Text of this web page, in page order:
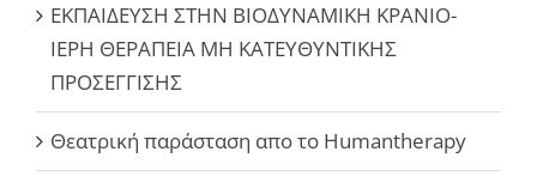
ΕΚΠΑΙΔΕΥΣΗ ΣΤΗΝ ΒΙΟΔΥΝΑΜΙΚΗ ΚΡΑΝΙΟ-
ΙΕΡΗ ΘΕΡΑΠΕΙΑ ΜΗ ΚΑΤΕΥΘΥΝΤΙΚΗΣ
ΠΡΟΣΕΓΓΙΣΗΣ
Θεατρική παράσταση απο το Humantherapy